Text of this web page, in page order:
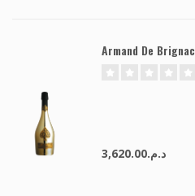
Armand De Brignac
د.م.3,620.00